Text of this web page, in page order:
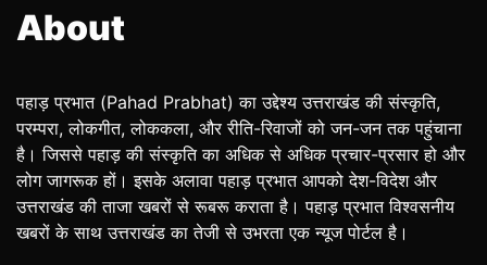
About
पहाड़ प्रभात (Pahad Prabhat) का उद्देश्य उत्तराखंड की संस्कृति,
परम्परा, लोकगीत, लोककला, और रीति-रिवाजों को जन-जन तक पहुंचाना
है। जिससे पहाड़ की संस्कृति का अधिक से अधिक प्रचार-प्रसार हो और
लोग जागरूक हों। इसके अलावा पहाड़ प्रभात आपको देश-विदेश और
उत्तराखंड की ताजा खबरों से रूबरू कराता है। पहाड़ प्रभात विश्वसनीय
खबरों के साथ उत्तराखंड का तेजी से उभरता एक न्यूज पोर्टल है।